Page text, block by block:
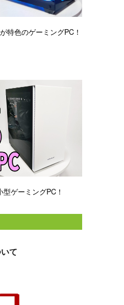
特色のゲーミングPC！
ゲーミングPC！
て